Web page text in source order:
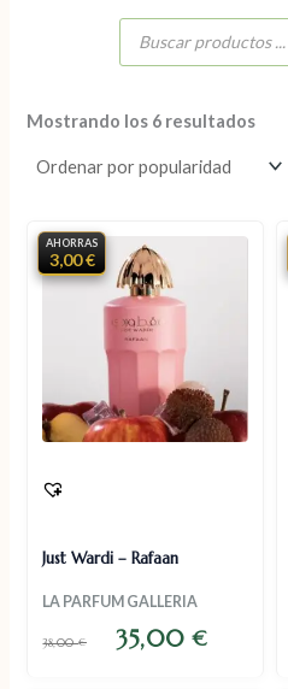
Mostrando los 6 resultados
AHORRAS
3,00 €
Just Wardi – Rafaan
LA PARFUM GALLERIA
38,00€ 35,00€